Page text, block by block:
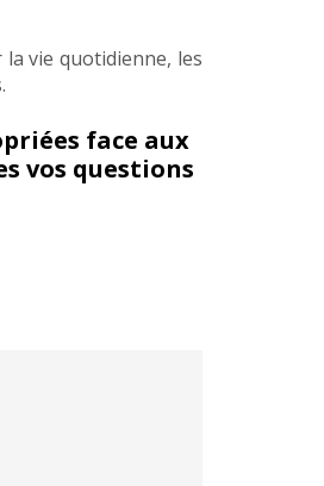
vie quotidienne, les
face aux
vos questions